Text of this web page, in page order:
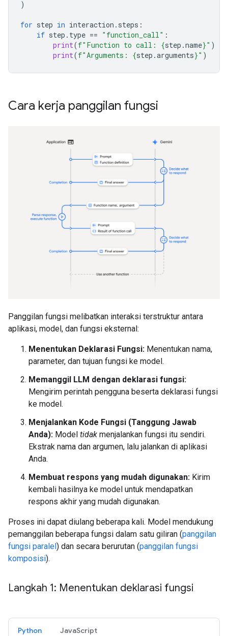
)
for step in interaction . steps :
if step . type == "function_call" :
print(f"Function to call: {step .name}" )
print(f"Arguments: {step .arguments}" )
Cara kerja panggilan fungsi
Panggilan fungsi melibatkan interaksi terstruktur antara
aplikasi, model, dan fungsi eksternal:
Menentukan Deklarasi Fungsi: Menentukan nama,
parameter, dan tujuan fungsi ke model.
Memanggil LLM dengan deklarasi fungsi:
Mengirim perintah pengguna beserta deklarasi fungsi
ke model.
Menjalankan Kode Fungsi (Tanggung Jawab
Anda): Model tidak menjalankan fungsi itu sendiri.
Ekstrak nama dan argumen, lalu jalankan di aplikasi
Anda.
Membuat respons yang mudah digunakan: Kirim
kembali hasilnya ke model untuk mendapatkan
respons akhir yang mudah digunakan.
Proses ini dapat diulang beberapa kali. Model mendukung
pemanggilan beberapa fungsi dalam satu giliran (panggilan
fungsi paralel ) dan secara berurutan (panggilan fungsi
komposisi).
Langkah 1: Menentukan deklarasi fungsi
Python JavaScript